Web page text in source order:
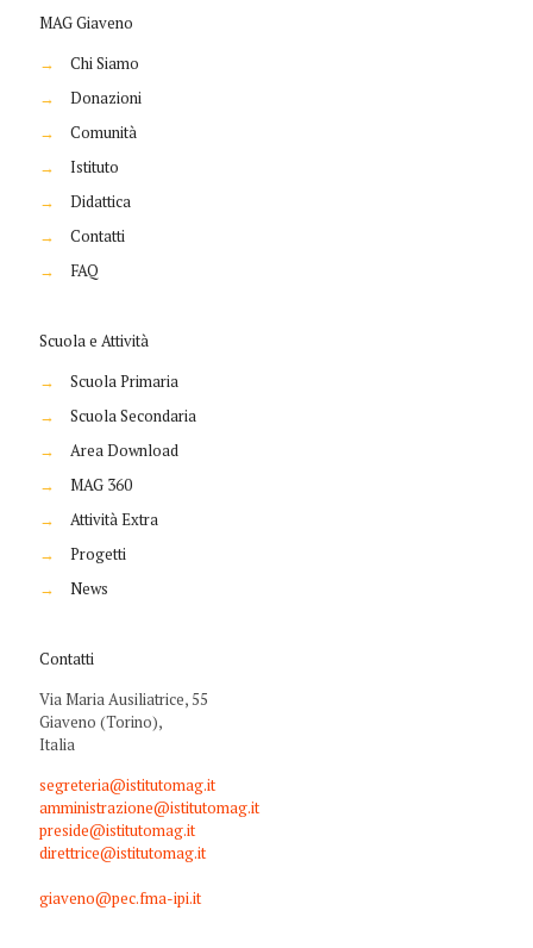
MAG Giaveno
→
Chi Siamo
→
Donazioni
→
Comunità
→
Istituto
→
Didattica
→
Contatti
→
FAQ
Scuola e Attività
→
Scuola Primaria
→
Scuola Secondaria
→
Area Download
→
MAG 360
→
Attività Extra
→
Progetti
→
News
Contatti
Via Maria Ausiliatrice, 55
Giaveno (Torino),
Italia
segreteria@istitutomag.it
amministrazione@istitutomag.it
preside@istitutomag.it
direttrice@istitutomag.it
giaveno@pec.fma-ipi.it